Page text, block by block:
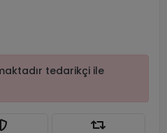
tedarikçi ile